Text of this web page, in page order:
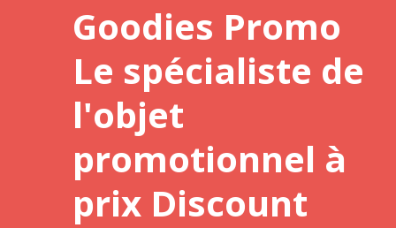
Goodies Promo
Le spécialiste de
l'objet
promotionnel à
prix Discount